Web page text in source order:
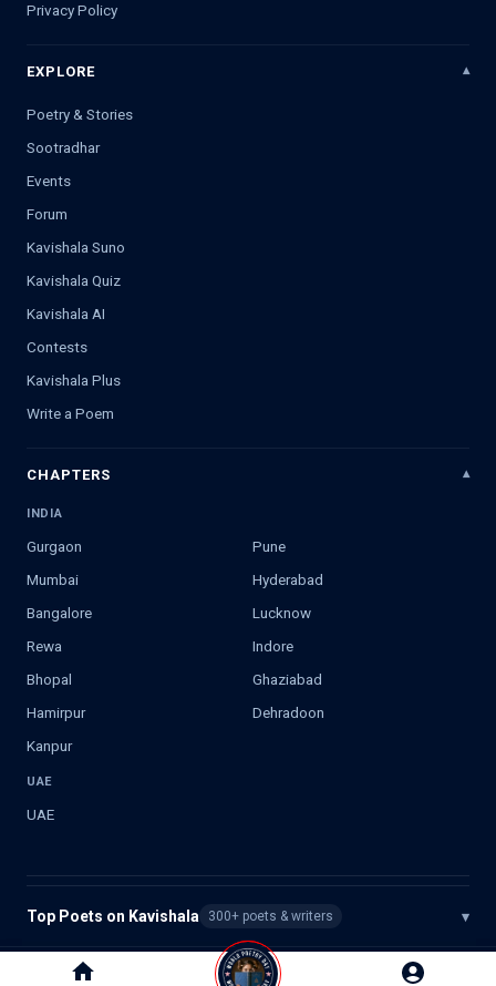
Privacy Policy
EXPLORE
Poetry & Stories
Sootradhar
Events
Forum
Kavishala Suno
Kavishala Quiz
Kavishala AI
Contests
Kavishala Plus
Write a Poem
CHAPTERS
INDIA
Gurgaon
Pune
Mumbai
Hyderabad
Bangalore
Lucknow
Rewa
Indore
Bhopal
Ghaziabad
Hamirpur
Dehradoon
Kanpur
UAE
UAE
Top Poets on Kavishala 300+ poets & writers ▾
Kavishala. All rights reserved.